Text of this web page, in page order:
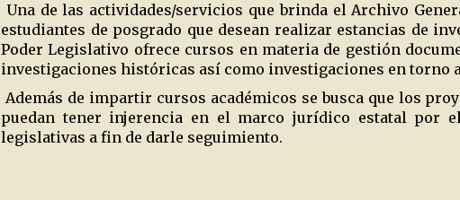
Una de las actividades/servicios que brinda el Archivo
estudiantes de posgrado que desean realizar estancias de
Poder Legislativo ofrece cursos en materia de gestión
investigaciones históricas así como investigaciones en torno
Además de impartir cursos académicos se busca que los
puedan tener injerencia en el marco jurídico estatal por
legislativas a fin de darle seguimiento.